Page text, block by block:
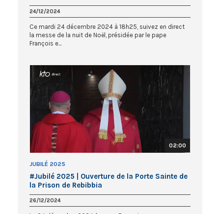
#Jubilé2025
24/12/2024
Ce mardi 24 décembre 2024 à 18h25, suivez en direct
la messe de la nuit de Noël, présidée par le pape
François e...
02:00
JUBILÉ 2025
#Jubilé 2025 | Ouverture de la Porte Sainte de
la Prison de Rebibbia
26/12/2024